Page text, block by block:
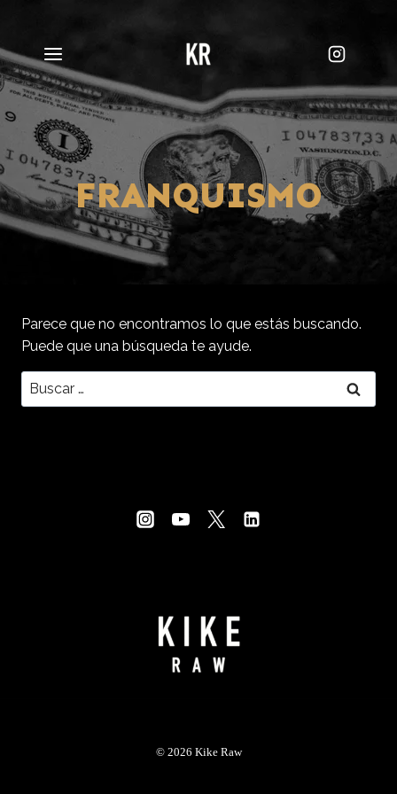
contenido
FRANQUISMO
Parece que no encontramos lo que estás buscando.
Puede que una búsqueda te ayude.
Buscar:
© 2026 Kike Raw